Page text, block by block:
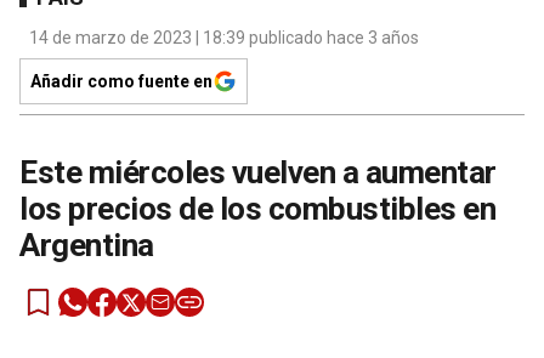
14 de marzo de 2023 | 18:39 publicado hace 3 años
Añadir como fuente en
Este miércoles vuelven a aumentar
los precios de los combustibles en
Argentina